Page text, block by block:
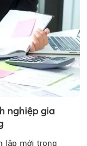
nghiệp gia
lập mới trong